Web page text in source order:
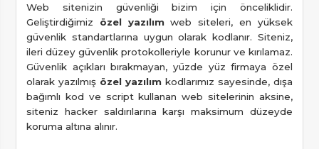
Web sitenizin güvenliği bizim için önceliklidir.
Geliştirdiğimiz özel yazılımweb siteleri, en yüksek
güvenlik standartlarına uygun olarak kodlanır. Siteniz,
ileri düzey güvenlik protokolleriyle korunur ve kırılamaz.
Güvenlik açıkları bırakmayan, yüzde yüz firmaya özel
olarak yazılmış özel yazılım kodlarımız sayesinde, dışa
bağımlı kod ve script kullanan web sitelerinin aksine,
siteniz hacker saldırılarına karşı maksimum düzeyde
koruma altına alınır.